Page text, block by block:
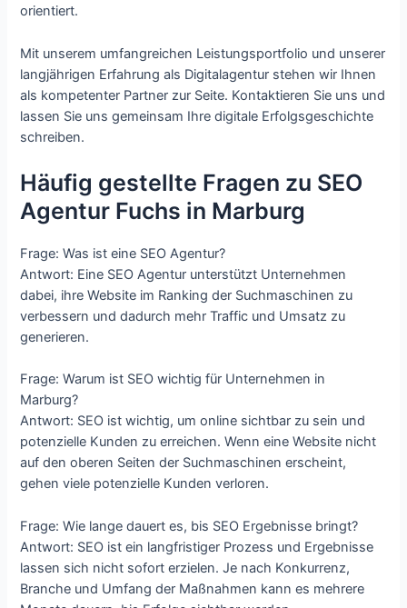
orientiert.
Mit unserem umfangreichen Leistungsportfolio und unserer
langjährigen Erfahrung als Digitalagentur stehen wir Ihnen
als kompetenter Partner zur Seite. Kontaktieren Sie uns und
lassen Sie uns gemeinsam Ihre digitale Erfolgsgeschichte
schreiben.
Häufig gestellte Fragen zu SEO
Agentur Fuchs in Marburg
Frage: Was ist eine SEO Agentur?
Antwort: Eine SEO Agentur unterstützt Unternehmen
dabei, ihre Website im Ranking der Suchmaschinen zu
verbessern und dadurch mehr Traffic und Umsatz zu
generieren.
Frage: Warum ist SEO wichtig für Unternehmen in
Marburg?
Antwort: SEO ist wichtig, um online sichtbar zu sein und
potenzielle Kunden zu erreichen. Wenn eine Website nicht
auf den oberen Seiten der Suchmaschinen erscheint,
gehen viele potenzielle Kunden verloren.
Frage: Wie lange dauert es, bis SEO Ergebnisse bringt?
Antwort: SEO ist ein langfristiger Prozess und Ergebnisse
lassen sich nicht sofort erzielen. Je nach Konkurrenz,
Branche und Umfang der Maßnahmen kann es mehrere